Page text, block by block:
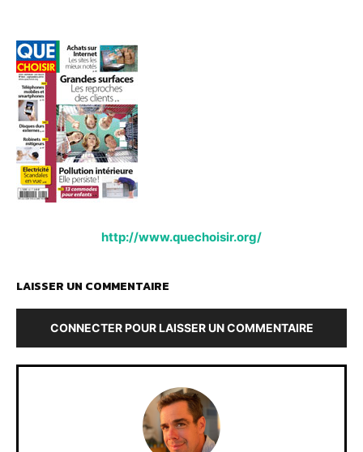
http://www.quechoisir.org/
LAISSER UN COMMENTAIRE
CONNECTER POUR LAISSER UN COMMENTAIRE